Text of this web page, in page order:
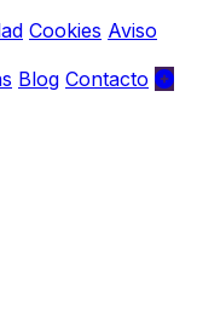
Cookies Aviso
Blog Contacto